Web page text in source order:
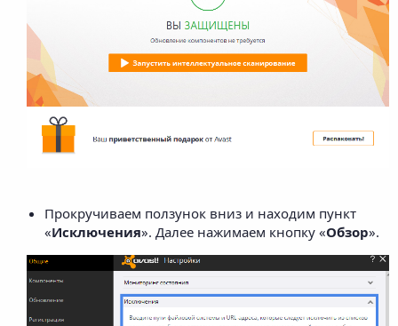
Прокручиваем ползунок вниз и находим пункт
«Исключения». Далее нажимаем кнопку «Обзор».